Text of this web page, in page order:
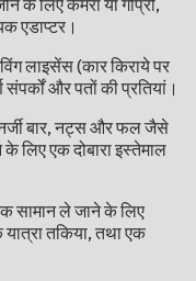
एडाप्टर।
लाइसेंस (कार किराये पर
और पतों की प्रतियां।
बार, नट्स और फल जैसे
लिए एक दोबारा इस्तेमाल
सामान ले जाने के लिए
तकिया, तथा एक